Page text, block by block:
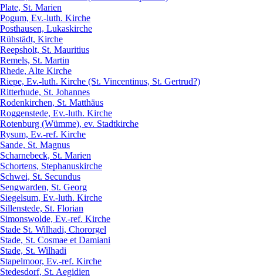
Plate, St. Marien
Pogum, Ev.-luth. Kirche
Posthausen, Lukaskirche
Rühstädt, Kirche
Reepsholt, St. Mauritius
Remels, St. Martin
Rhede, Alte Kirche
Riepe, Ev.-luth. Kirche (St. Vincentinus, St. Gertrud?)
Ritterhude, St. Johannes
Rodenkirchen, St. Matthäus
Roggenstede, Ev.-luth. Kirche
Rotenburg (Wümme), ev. Stadtkirche
Rysum, Ev.-ref. Kirche
Sande, St. Magnus
Scharnebeck, St. Marien
Schortens, Stephanuskirche
Schwei, St. Secundus
Sengwarden, St. Georg
Siegelsum, Ev.-luth. Kirche
Sillenstede, St. Florian
Simonswolde, Ev.-ref. Kirche
Stade St. Wilhadi, Chororgel
Stade, St. Cosmae et Damiani
Stade, St. Wilhadi
Stapelmoor, Ev.-ref. Kirche
Stedesdorf, St. Aegidien